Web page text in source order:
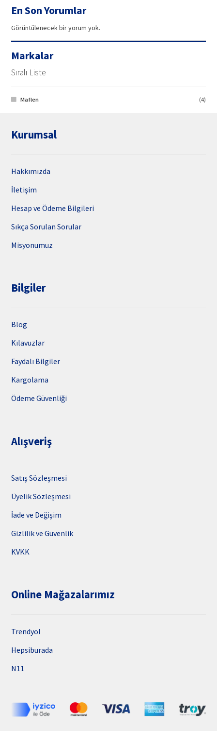
En Son Yorumlar
Görüntülenecek bir yorum yok.
Markalar
Sıralı Liste
Maflen (4)
Kurumsal
Hakkımızda
İletişim
Hesap ve Ödeme Bilgileri
Sıkça Sorulan Sorular
Misyonumuz
Bilgiler
Blog
Kılavuzlar
Faydalı Bilgiler
Kargolama
Ödeme Güvenliği
Alışveriş
Satış Sözleşmesi
Üyelik Sözleşmesi
İade ve Değişim
Gizlilik ve Güvenlik
KVKK
Online Mağazalarımız
Trendyol
Hepsiburada
N11